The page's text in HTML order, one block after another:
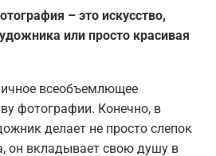
– это искусство,
или просто красивая
всеобъемлющее
фотографии. Конечно, в
делает не просто слепок
он вкладывает свою душу в